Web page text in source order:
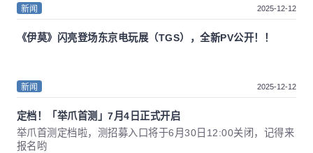
新闻 2025-12-12
《伊莫》闪亮登场东京电玩展（TGS），全新PV公开！！
新闻 2025-12-12
定档！「举爪首测」7月4日正式开启
举爪首测定档啦，测招募入口将于6月30日12:00关闭，记得来
报名哟